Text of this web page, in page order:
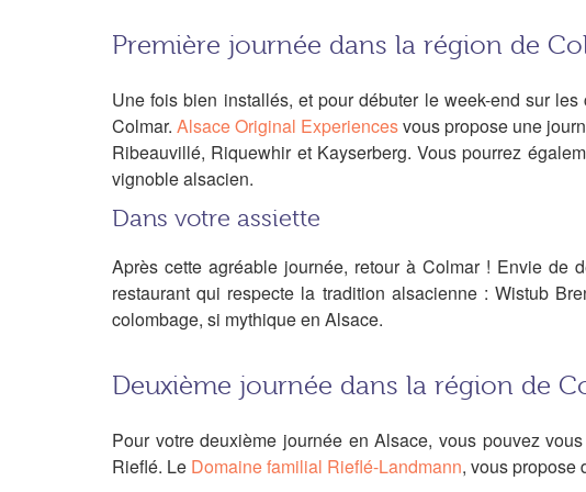
Première journée dans la région de
Une fois bien installés, et pour débuter le week-end sur
Colmar.Alsace Original Experiencesvous propose une
Ribeauvillé, Riquewhir et Kayserberg. Vous pourrez
vignoble alsacien.
Dans votre assiette
Après cette agréable journée, retour à Colmar ! Envie de
restaurant qui respecte la tradition alsacienne : Wistub
colombage, si mythique en Alsace.
Deuxième journée dans la région de
Pour votre deuxième journée en Alsace, vous pouvez
Rieflé. Le Domaine familial Rieflé-Landmann, vous propose